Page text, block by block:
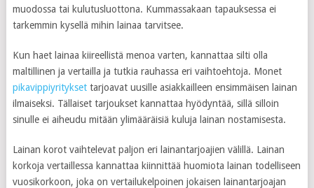
muodossa tai kulutusluottona. Kummassakaan tapauksessa ei
tarkemmin kysellä mihin lainaa tarvitsee.
Kun haet lainaa kiireellistä menoa varten, kannattaa silti olla
maltillinen ja vertailla ja tutkia rauhassa eri vaihtoehtoja. Monet
pikavippiyrityksettarjoavat uusille asiakkailleen ensimmäisen lainan
ilmaiseksi. Tällaiset tarjoukset kannattaa hyödyntää, sillä silloin
sinulle ei aiheudu mitään ylimääräisiä kuluja lainan nostamisesta.
Lainan korot vaihtelevat paljon eri lainantarjoajien välillä. Lainan
korkoja vertaillessa kannattaa kiinnittää huomiota lainan todelliseen
vuosikorkoon, joka on vertailukelpoinen jokaisen lainantarjoajan